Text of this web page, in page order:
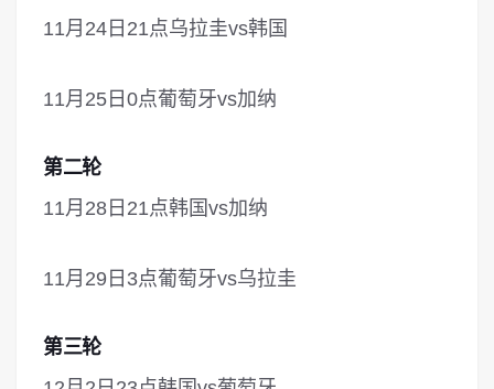
11月24日21点乌拉圭vs韩国
11月25日0点葡萄牙vs加纳
第二轮
11月28日21点韩国vs加纳
11月29日3点葡萄牙vs乌拉圭
第三轮